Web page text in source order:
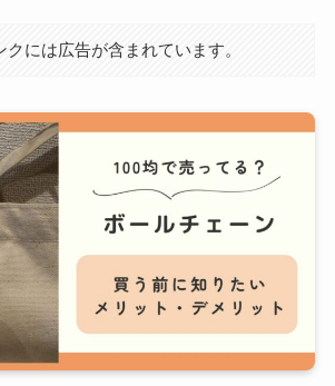
クには広告が含まれています。